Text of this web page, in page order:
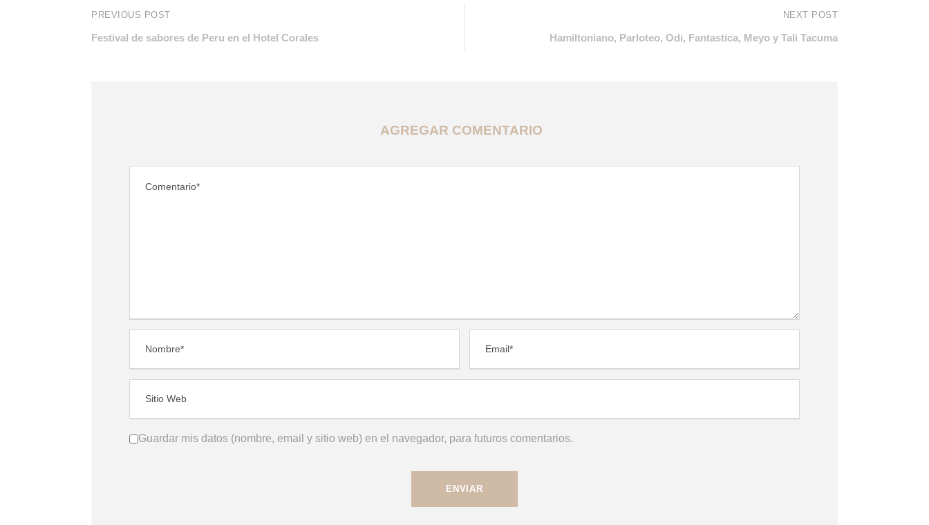
PREVIOUS POST
Festival de sabores de Peru en el Hotel Corales
NEXT POST
Hamiltoniano, Parloteo, Odi, Fantastica, Meyo y Tali Tacuma
AGREGAR COMENTARIO
Guardar mis datos (nombre, email y sitio web) en el navegador, para futuros comentarios.